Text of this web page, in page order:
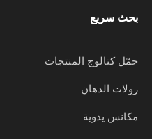
بحث سريع
حمّل كتالوج المنتجات
رولات الدهان
مكانس يدوية